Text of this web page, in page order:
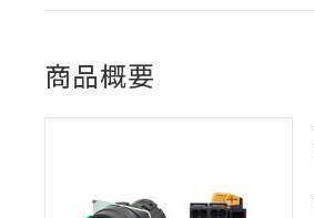
商品概要